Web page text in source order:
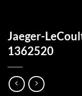
Jaeger-
1362520